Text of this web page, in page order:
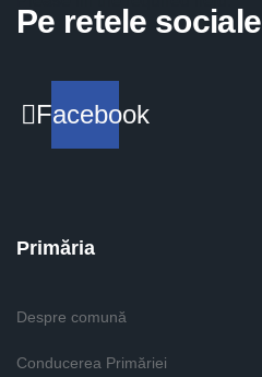
Pe retele sociale
Facebook
Primăria
Despre comună
Conducerea Primăriei